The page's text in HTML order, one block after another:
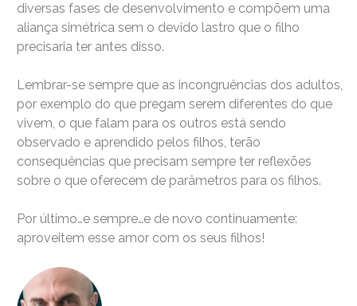
diversas fases de desenvolvimento e compõem uma
aliança simétrica sem o devido lastro que o filho
precisaria ter antes disso.
Lembrar-se sempre que as incongruências dos adultos,
por exemplo do que pregam serem diferentes do que
vivem, o que falam para os outros está sendo
observado e aprendido pelos filhos, terão
consequências que precisam sempre ter reflexões
sobre o que oferecem de parâmetros para os filhos.
Por último…e sempre…e de novo continuamente:
aproveitem esse amor com os seus filhos!